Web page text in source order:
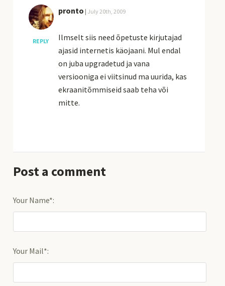
REPLY
pronto | July 20th, 2009
Ilmselt siis need õpetuste kirjutajad
ajasid internetis käojaani. Mul endal
on juba upgradetud ja vana
versiooniga ei viitsinud ma uurida, kas
ekraanitõmmiseid saab teha või
mitte.
Post a comment
Your Name*:
Your Mail*: